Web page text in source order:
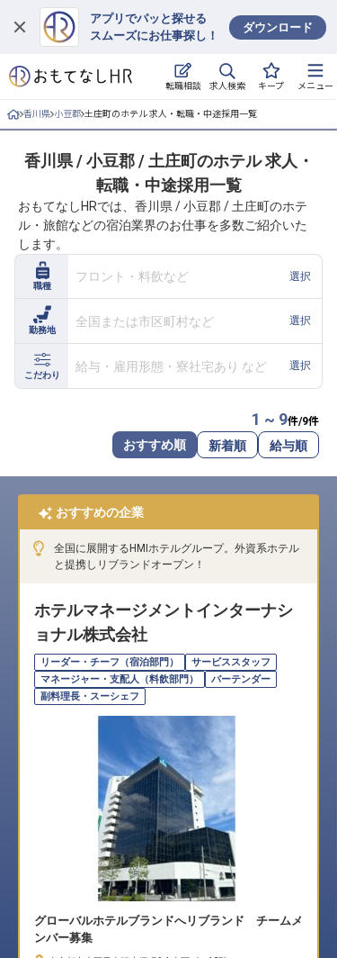
アプリでパッと探せる
スムーズにお仕事探し！
ダウンロード
転職相談 求人検索 キープ メニュー
ログイン
求人・施設を探す
就職・転職 合同説明会
おもてなしHRについて
ご利用の流れ
よくある質問
ホテル・宿泊業界情報コラム
転職サポートに申し込む
採用をお考えの企業様へ
香川県 小豆郡 土庄町のホテル 求人・転職・中途採用一覧
香川県 / 小豆郡 / 土庄町のホテル 求人・
転職・中途採用一覧
おもてなしHRでは、香川県 / 小豆郡 / 土庄町のホテ
ル・旅館などの宿泊業界のお仕事を多数ご紹介いた
します。
職種
フロント・料飲など 選択
勤務地
全国または市区町村など 選択
こだわり
給与・雇用形態・寮社宅あり など 選択
1 ~ 9件/9件
おすすめ順 新着順 給与順
おすすめの企業
全国に展開するHMIホテルグループ。外資系ホテル
と提携しリブランドオープン！
ホテルマネージメントインターナシ
ョナル株式会社
リーダー・チーフ（宿泊部門）
サービススタッフ
マネージャー・支配人（料飲部門）
バーテンダー
副料理長・スーシェフ
グローバルホテルブランドへリブランド チームメ
ンバー募集